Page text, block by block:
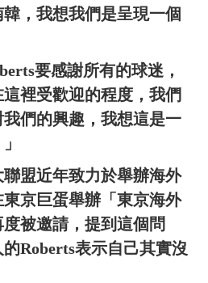
，我想我們是呈現一個
要感謝所有的球迷，
這裡受歡迎的程度，我們
們的興趣，我想這是一
盟近年致力於舉辦海外
京巨蛋舉辦「東京海外
被邀請，提到這個問
Roberts表示自己其實沒